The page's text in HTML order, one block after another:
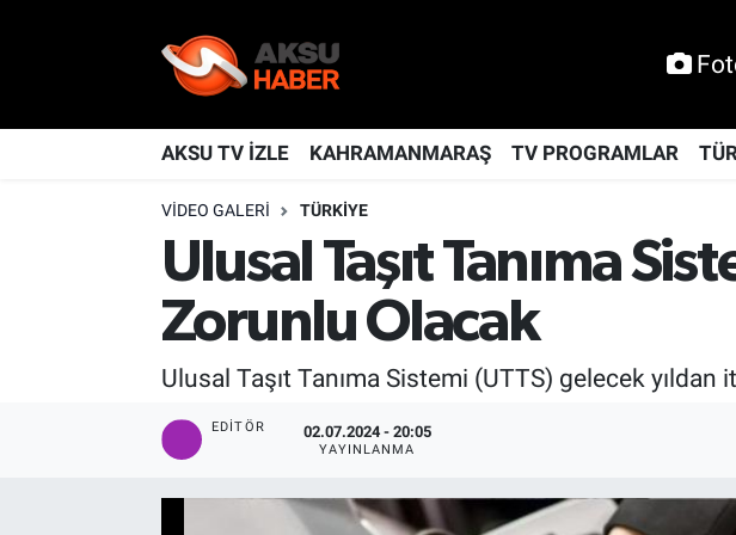
AKSU TV İZLE KAHRAMANMARAŞ TV PROGRAMLAR
VIDEO GALERI TÜRKIYE
Ulusal Taşıt Tanıma
Zorunlu Olacak
Ulusal Taşıt Tanıma Sistemi (UTTS) gelecek
EDITÖR 02.07.2024 - 20:05
YAYINLANMA
KAHRAMANMARAŞ
Nöbetçi Eczaneler
Hava Durumu
Kahramanmaraş Namaz Vakitleri
Trafik Durumu
TFF 2.Lig Kırmızı Grup Puan Durumu ve Fikstür
Tüm Manşetler
Son Dakika Haberleri